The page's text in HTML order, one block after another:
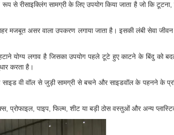
रूप से रीसाइक्लिंग सामग्री के लिए उपयोग किया जाता है जो कि
मजबूत असर वाला उपकरण लगाया जाता है। इसकी लंबी सेवा
योग्य लगाव है जिसका उपयोग पहले टूटे हुए काटने के बिंदु को
करता है।
वी वॉल से जुड़ी सामग्री से बचने और साइडवॉल के पहनने के
प्रोफाइल, पाइप, फिल्म, शीट या बड़ी ठोस वस्तुओं और अन्य